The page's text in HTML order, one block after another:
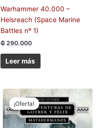
Warhammer 40.000 –
Helsreach (Space Marine
Battles nº 1)
₲ 290.000
Leer más
¡Oferta!
¡Oferta!
precio
original
era:
₲ 320.000.
precio
actual
es:
₲ 280.000.